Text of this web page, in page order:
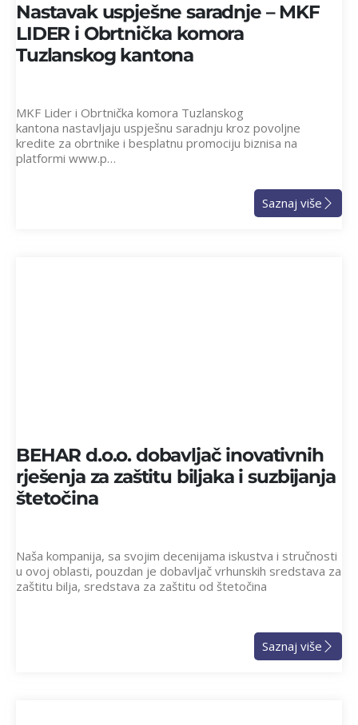
Nastavak uspješne saradnje – MKF
LIDER i Obrtnička komora
Tuzlanskog kantona
MKF Lider i Obrtnička komora Tuzlanskog
kantona nastavljaju uspješnu saradnju kroz povoljne
kredite za obrtnike i besplatnu promociju biznisa na
platformi www.p…
Saznaj više
BEHAR d.o.o. dobavljač inovativnih
rješenja za zaštitu biljaka i suzbijanja
štetočina
Naša kompanija, sa svojim decenijama iskustva i stručnosti
u ovoj oblasti, pouzdan je dobavljač vrhunskih sredstava za
zaštitu bilja, sredstava za zaštitu od štetočina
Saznaj više